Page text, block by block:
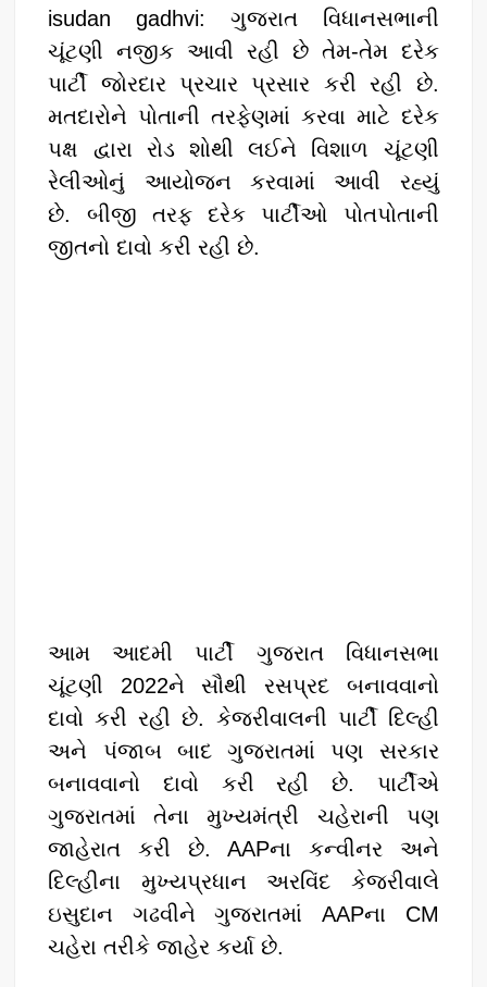
p
p
o
o
k
isudan gadhvi: ગુજરાત વિધાનસભાની
ચૂંટણી નજીક આવી રહી છે તેમ-તેમ દરેક
પાર્ટી જોરદાર પ્રચાર પ્રસાર કરી રહી છે.
મતદારોને પોતાની તરફેણમાં કરવા માટે દરેક
પક્ષ દ્વારા રોડ શોથી લઈને વિશાળ ચૂંટણી
રેલીઓનું આયોજન કરવામાં આવી રહ્યું
છે. બીજી તરફ દરેક પાર્ટીઓ પોતપોતાની
જીતનો દાવો કરી રહી છે.
આમ આદમી પાર્ટી ગુજરાત વિધાનસભા
ચૂંટણી 2022ને સૌથી રસપ્રદ બનાવવાનો
દાવો કરી રહી છે. કેજરીવાલની પાર્ટી દિલ્હી
અને પંજાબ બાદ ગુજરાતમાં પણ સરકાર
બનાવવાનો દાવો કરી રહી છે. પાર્ટીએ
ગુજરાતમાં તેના મુખ્યમંત્રી ચહેરાની પણ
જાહેરાત કરી છે. AAPના કન્વીનર અને
દિલ્હીના મુખ્યપ્રધાન અરવિંદ કેજરીવાલે
ઇસુદાન ગઢવીને ગુજરાતમાં AAPના CM
ચહેરા તરીકે જાહેર કર્યા છે.